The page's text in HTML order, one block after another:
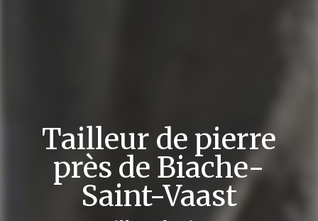
Tailleur de pierre
près de Biache-
Saint-Vaast